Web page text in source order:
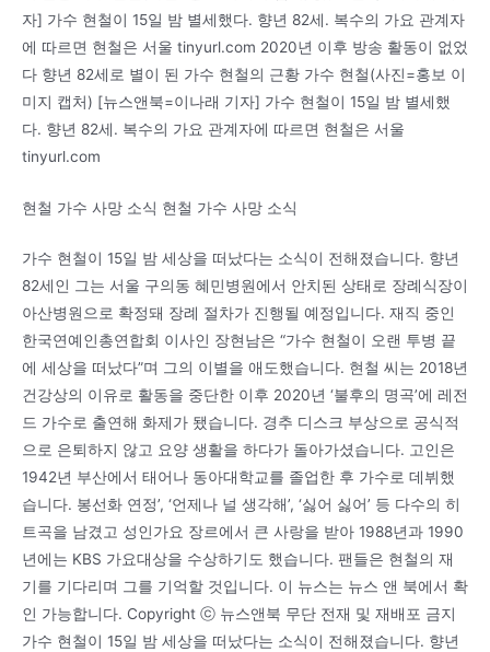
자] 가수 현철이 15일 밤 별세했다. 향년 82세. 복수의 가요 관계자
에 따르면 현철은 서울 tinyurl.com 2020년 이후 방송 활동이 없었
다 향년 82세로 별이 된 가수 현철의 근황 가수 현철(사진=홍보 이
미지 캡처) [뉴스앤북=이나래 기자] 가수 현철이 15일 밤 별세했
다. 향년 82세. 복수의 가요 관계자에 따르면 현철은 서울
tinyurl.com
현철 가수 사망 소식 현철 가수 사망 소식
가수 현철이 15일 밤 세상을 떠났다는 소식이 전해졌습니다. 향년
82세인 그는 서울 구의동 혜민병원에서 안치된 상태로 장례식장이
아산병원으로 확정돼 장례 절차가 진행될 예정입니다. 재직 중인
한국연예인총연합회 이사인 장현남은 “가수 현철이 오랜 투병 끝
에 세상을 떠났다”며 그의 이별을 애도했습니다. 현철 씨는 2018년
건강상의 이유로 활동을 중단한 이후 2020년 ‘불후의 명곡’에 레전
드 가수로 출연해 화제가 됐습니다. 경추 디스크 부상으로 공식적
으로 은퇴하지 않고 요양 생활을 하다가 돌아가셨습니다. 고인은
1942년 부산에서 태어나 동아대학교를 졸업한 후 가수로 데뷔했
습니다. 봉선화 연정’, ‘언제나 널 생각해’, ‘싫어 싫어’ 등 다수의 히
트곡을 남겼고 성인가요 장르에서 큰 사랑을 받아 1988년과 1990
년에는 KBS 가요대상을 수상하기도 했습니다. 팬들은 현철의 재
기를 기다리며 그를 기억할 것입니다. 이 뉴스는 뉴스 앤 북에서 확
인 가능합니다. Copyright ⓒ 뉴스앤북 무단 전재 및 재배포 금지
가수 현철이 15일 밤 세상을 떠났다는 소식이 전해졌습니다. 향년